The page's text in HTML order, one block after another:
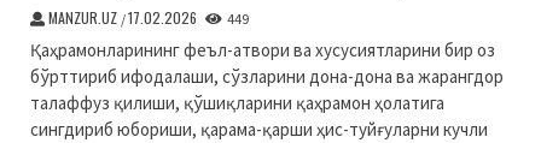
MANZUR.UZ /17.02.2026 449
Қаҳрамонларининг феъл-атвори ва хусусиятларини бир оз
бўрттириб ифодалаши, сўзларини дона-дона ва жарангдор
талаффуз қилиши, қўшиқларини қаҳрамон ҳолатига
сингдириб юбориши, қарама-қарши ҳис-туйғуларни кучли